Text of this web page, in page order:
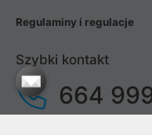
Regulaminy i regulacje
Szybki kontakt
664